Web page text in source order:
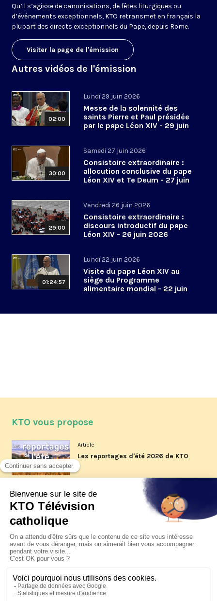
Qu’il s’agisse de canonisations, de fêtes liturgiques ou
d’événements exceptionnels, KTO retransmet en français la
plupart des directs exceptionnels du Pape, depuis Rome.
Visiter la page de l'émission
Autres vidéos de l'émission
02:00
Lundi 29 juin 2026
Messe de la solennité des
saints Pierre et Paul présidée
par le pape Léon XIV - 29 juin
30:00
Samedi 27 juin 2026
Consistoire extraordinaire :
allocution conclusive du pape
Léon XIV et Te Deum - 27 juin
29:00
Vendredi 26 juin 2026
Consistoire extraordinaire :
discours introductif du pape
Léon XIV - 26 juin 2026
01:24:57
Lundi 22 juin 2026
Visite du pape Léon XIV au
siège du Programme
alimentaire mondial - 22 juin
KTO vous propose
Article
Les reportages d'été 2026 de KTO
Article
La visite pastorale du pape Léon
XIV à Assise à suivre sur KTO le
Article
Le pape en Uruguay, Argentine et